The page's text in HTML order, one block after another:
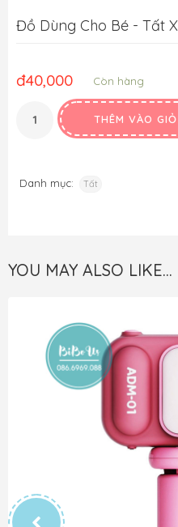
Đồ Dùng Cho Bé - Tất
đ40,000 Còn hàng
THÊM VÀO
Danh mục: Tất
YOU MAY ALSO LIKE…